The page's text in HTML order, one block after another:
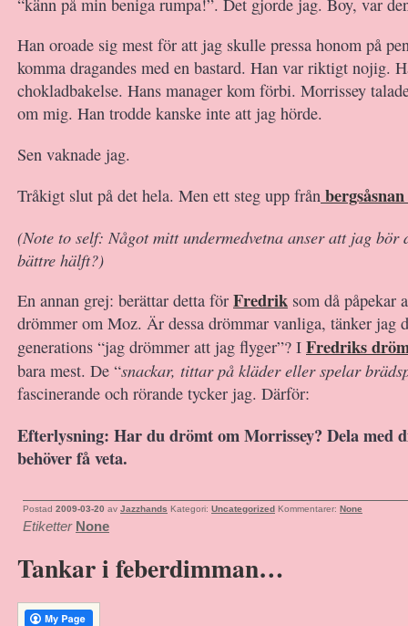
Han oroade sig mest för att jag skulle pressa honom på
komma dragandes med en bastard. Han var riktigt nojig.
chokladbakelse. Hans manager kom förbi. Morrissey
om mig. Han trodde kanske inte att jag hörde.
Sen vaknade jag.
Tråkigt slut på det hela. Men ett steg upp från
(Note to self: Något mitt undermedvetna anser att jag bör
bättre hälft?)
En annan grej: berättar detta för Fredrik som då påpekar
drömmer om Moz. Är dessa drömmar vanliga, tänker jag
generations “jag drömmer att jag flyger”? I Fredriks
bara mest. De “snackar, tittar på kläder eller spelar
fascinerande och rörande tycker jag. Därför:
Efterlysning: Har du drömt om Morrissey? Dela med
behöver få veta.
Postad 2009-03-20 av Jazzhands Kategori: Uncategorized Kommentarer: None
Etiketter None
Tankar i feberdimman…